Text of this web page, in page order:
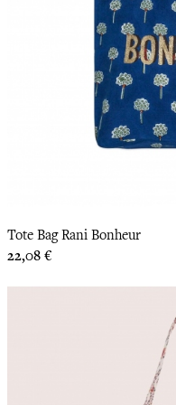
Tote Bag Rani Bonheur
Prix
22,08 €